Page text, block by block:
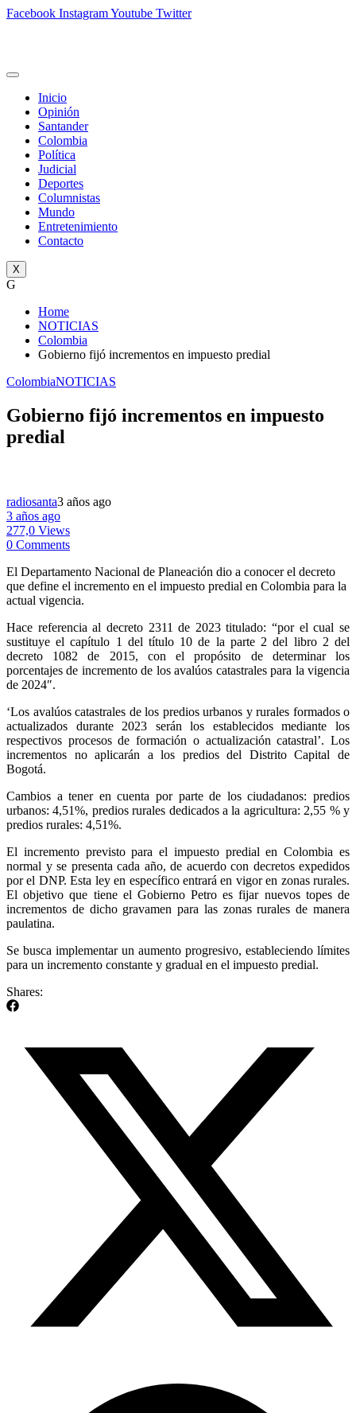
Facebook InstagramYoutube Twitter
Inicio
Opinión
Santander
Colombia
Política
Judicial
Deportes
Columnistas
Mundo
Entretenimiento
Contacto
X
G
Home
NOTICIAS
Colombia
Gobierno fijó incrementos en impuesto predial
ColombiaNOTICIAS
Gobierno fijó incrementos en impuesto
predial
radiosanta3 años ago
3 años ago
277,0 Views
0 Comments
El Departamento Nacional de Planeación dio a conocer el decreto
que define el incremento en el impuesto predial en Colombia para la
actual vigencia.
Hace referencia al decreto 2311 de 2023 titulado: “por el cual se
sustituye el capítulo 1 del título 10 de la parte 2 del libro 2 del
decreto 1082 de 2015, con el propósito de determinar los
porcentajes de incremento de los avalúos catastrales para la vigencia
de 2024″.
‘Los avalúos catastrales de los predios urbanos y rurales formados o
actualizados durante 2023 serán los establecidos mediante los
respectivos procesos de formación o actualización catastral’. Los
incrementos no aplicarán a los predios del Distrito Capital de
Bogotá.
Cambios a tener en cuenta por parte de los ciudadanos: predios
urbanos: 4,51%, predios rurales dedicados a la agricultura: 2,55 % y
predios rurales: 4,51%.
El incremento previsto para el impuesto predial en Colombia es
normal y se presenta cada año, de acuerdo con decretos expedidos
por el DNP. Esta ley en específico entrará en vigor en zonas rurales.
El objetivo que tiene el Gobierno Petro es fijar nuevos topes de
incrementos de dicho gravamen para las zonas rurales de manera
paulatina.
Se busca implementar un aumento progresivo, estableciendo límites
para un incremento constante y gradual en el impuesto predial.
Shares: